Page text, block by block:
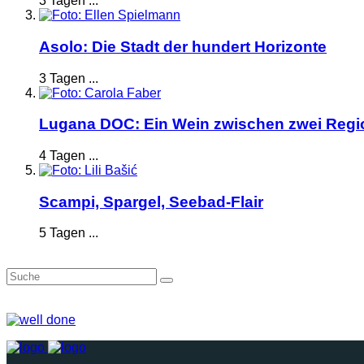
Asolo: Die Stadt der hundert Horizonte
3 Tagen ...
Lugana DOC: Ein Wein zwischen zwei
4 Tagen ...
Scampi, Spargel, Seebad-Flair
5 Tagen ...